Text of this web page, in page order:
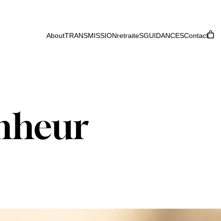
AboutTRANSMISSIONretraiteSGUIDANCESContact